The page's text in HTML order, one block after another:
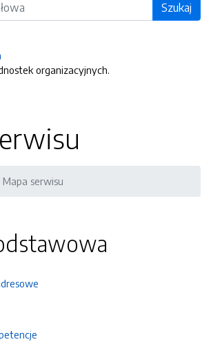
Szukaj
organizacyjnych.
Mapa serwisu